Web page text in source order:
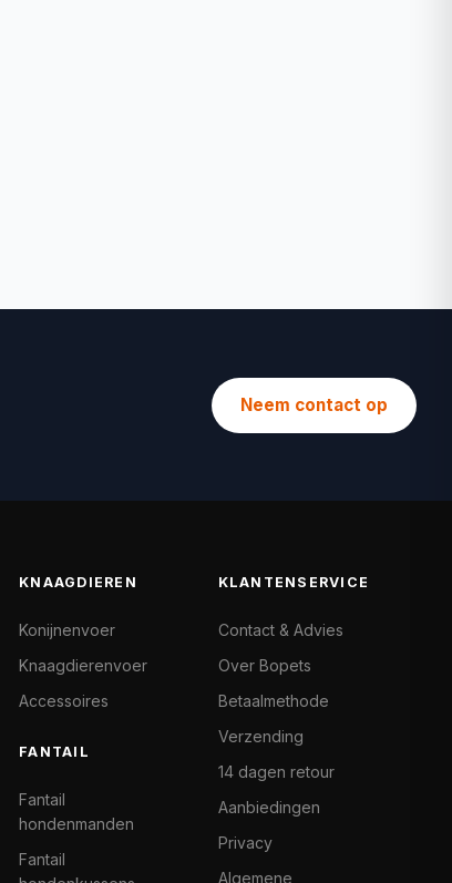
Neem contact op
KNAAGDIEREN
Konijnenvoer
Knaagdierenvoer
Accessoires
FANTAIL
Fantail
hondenmanden
Fantail
KLANTENSERVICE
Contact & Advies
Over Bopets
Betaalmethode
Verzending
14 dagen retour
Aanbiedingen
Privacy
Algemene